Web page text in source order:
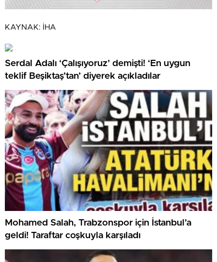
KAYNAK: İHA
Serdal Adalı ‘Çalışıyoruz’ demişti! ‘En uygun
teklif Beşiktaş’tan’ diyerek açıkladılar
Mohamed Salah, Trabzonspor için İstanbul’a
geldi! Taraftar coşkuyla karşıladı